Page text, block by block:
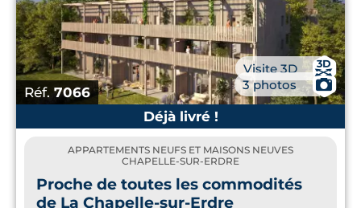
Réf. 7066
Visite 3D 📸
3 photos
📷
Déjà livré !
APPARTEMENTS NEUFS ET MAISONS NEUVES
CHAPELLE-SUR-ERDRE
Proche de toutes les commodités
de La Chapelle-sur-Erdre